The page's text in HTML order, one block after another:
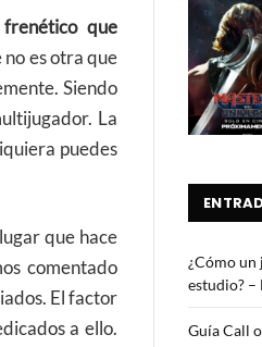
que
es otra que
Siendo
La
puedes
que hace
comentado
El factor
a ello.
¿Cómo un
estudio? –
Guía Call